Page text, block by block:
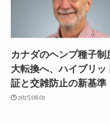
カナダのヘンプ種子制
大転換へ、ハイブリッ
証と交雑防止の新基準
2025.08.02